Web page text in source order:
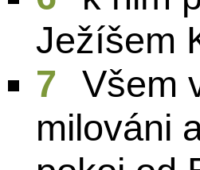
Ježíšem
7
Všem
milováni